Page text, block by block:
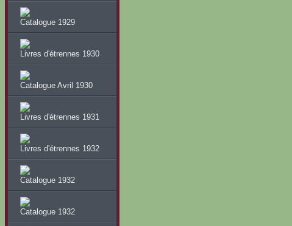
Catalogue 1929
Livres d'étrennes 1930
Catalogue Avril 1930
Livres d'étrennes 1931
Livres d'étrennes 1932
Catalogue 1932
Catalogue 1932